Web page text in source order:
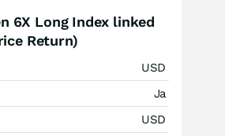
6X Long Index linked
Return)
USD
Ja
USD